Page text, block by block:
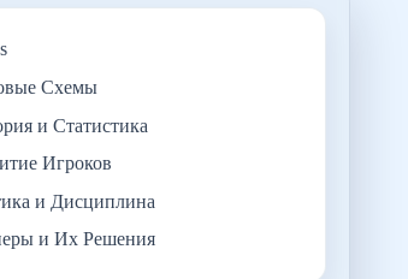
Схемы
и Статистика
Игроков
и Дисциплина
и Их Решения